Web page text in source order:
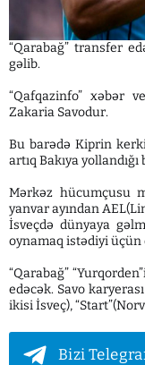
“Qarabağ” transfer
gəlib.
“Qafqazinfo” xəbər
Zakaria Savodur.
Bu barədə Kiprin
artıq Bakıya
Mərkəz hücumçusu
yanvar ayından
İsveçdə dünyaya
oynamaq istədiyi üçün
“Qarabağ”
edəcək. Savo
ikisi İsveç),
Bizi